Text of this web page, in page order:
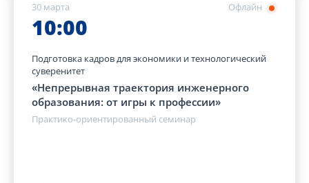
Офлайн
30 марта
10:00
Подготовка кадров для экономики и технологический
суверенитет
«Непрерывная траектория инженерного
образования: от игры к профессии»
Практико-ориентированный семинар